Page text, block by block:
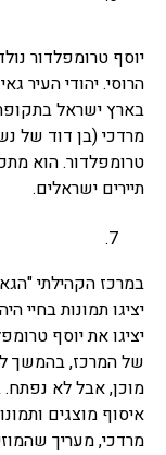
יוסף טרומפלדור
הרוסי. יהודי העיר
בארץ ישראל בתקופת
מרדכי (בן דוד של
טרומפלדור. הוא
תיירים ישראלים.
במרכז הקהילתי
יציגו תמונות בחיי
יציגו את יוסף
של המרכז, בהמשך
מוכן, אבל לא נפתח.
איסוף מוצגים
מרדכי, מעריך